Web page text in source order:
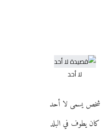
لا أحد
شخص يسمى لا أحد
كان يطوف في البلد